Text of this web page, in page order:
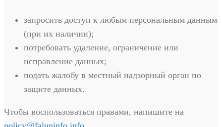
запросить доступ к любым персональным данным
(при их наличии);
потребовать удаление, ограничение или
исправление данных;
подать жалобу в местный надзорный орган по
защите данных.
Чтобы воспользоваться правами, напишите на